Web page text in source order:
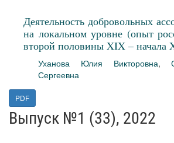
Деятельность добровольных
на локальном уровне (опыт
второй половины XIX – начала
Уханова Юлия Викторовна,
Сергеевна
PDF
Выпуск №1 (33), 2022